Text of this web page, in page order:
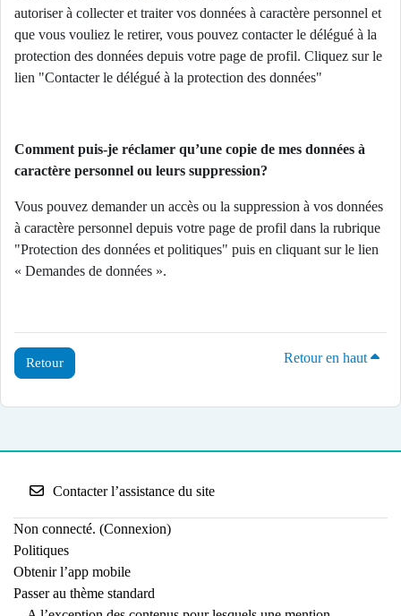
autoriser à collecter et traiter vos données à caractère personnel et
que vous vouliez le retirer, vous pouvez contacter le délégué à la
protection des données depuis votre page de profil. Cliquez sur le
lien "Contacter le délégué à la protection des données"
Comment puis-je réclamer qu’une copie de mes données à
caractère personnel ou leurs suppression?
Vous pouvez demander un accès ou la suppression à vos données
à caractère personnel depuis votre page de profil dans la rubrique
"Protection des données et politiques" puis en cliquant sur le lien
« Demandes de données ».
Retour Retour en haut
Contacter l’assistance du site
Non connecté. (Connexion)
Politiques
Obtenir l’app mobile
Passer au thème standard